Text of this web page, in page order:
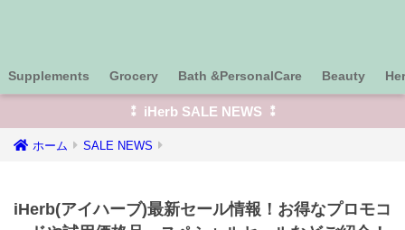
Supplements Grocery Bath &PersonalCare Beauty
⁑ iHerb SALE NEWS ⁑
ホーム SALE NEWS
iHerb(アイハーブ)最新セール情報！お得なプロモコ